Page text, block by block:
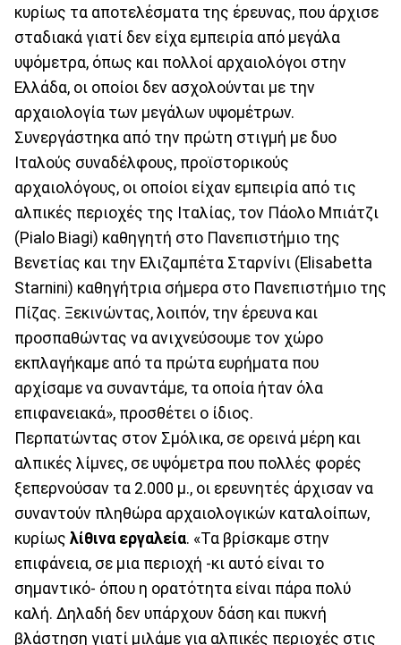
κυρίως τα αποτελέσματα της έρευνας, που άρχισε
σταδιακά γιατί δεν είχα εμπειρία από μεγάλα
υψόμετρα, όπως και πολλοί αρχαιολόγοι στην
Ελλάδα, οι οποίοι δεν ασχολούνται με την
αρχαιολογία των μεγάλων υψομέτρων.
Συνεργάστηκα από την πρώτη στιγμή με δυο
Ιταλούς συναδέλφους, προϊστορικούς
αρχαιολόγους, οι οποίοι είχαν εμπειρία από τις
αλπικές περιοχές της Ιταλίας, τον Πάολο Μπιάτζι
(Pialo Biagi) καθηγητή στο Πανεπιστήμιο της
Βενετίας και την Ελιζαμπέτα Σταρνίνι (Elisabetta
Starnini) καθηγήτρια σήμερα στο Πανεπιστήμιο της
Πίζας. Ξεκινώντας, λοιπόν, την έρευνα και
προσπαθώντας να ανιχνεύσουμε τον χώρο
εκπλαγήκαμε από τα πρώτα ευρήματα που
αρχίσαμε να συναντάμε, τα οποία ήταν όλα
επιφανειακά», προσθέτει ο ίδιος.
Περπατώντας στον Σμόλικα, σε ορεινά μέρη και
αλπικές λίμνες, σε υψόμετρα που πολλές φορές
ξεπερνούσαν τα 2.000 μ., οι ερευνητές άρχισαν να
συναντούν πληθώρα αρχαιολογικών καταλοίπων,
κυρίως λίθινα εργαλεία. «Τα βρίσκαμε στην
επιφάνεια, σε μια περιοχή -κι αυτό είναι το
σημαντικό- όπου η ορατότητα είναι πάρα πολύ
καλή. Δηλαδή δεν υπάρχουν δάση και πυκνή
βλάστηση γιατί μιλάμε για αλπικές περιοχές στις